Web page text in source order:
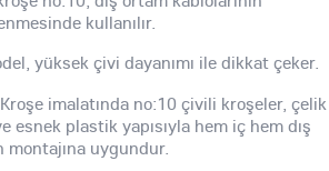
kullanılır.
yüksek çivi dayanımı ile dikkat çeker.
Kroşe imalatında no:10 çivili kroşeler, çelik
esnek plastik yapısıyla hem iç hem dış
montajına uygundur.